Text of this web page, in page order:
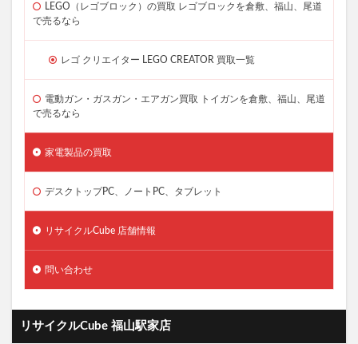
LEGO（レゴブロック）の買取 レゴブロックを倉敷、福山、尾道
で売るなら
レゴ クリエイター LEGO CREATOR 買取一覧
電動ガン・ガスガン・エアガン買取 トイガンを倉敷、福山、尾道
で売るなら
家電製品の買取
デスクトップPC、ノートPC、タブレット
リサイクルCube 店舗情報
問い合わせ
リサイクルCube 福山駅家店